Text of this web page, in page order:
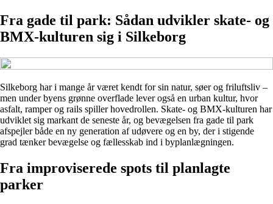
Fra gade til park: Sådan udvikler skate- og
BMX-kulturen sig i Silkeborg
Silkeborg har i mange år været kendt for sin natur, søer og friluftsliv –
men under byens grønne overflade lever også en urban kultur, hvor
asfalt, ramper og rails spiller hovedrollen. Skate- og BMX-kulturen har
udviklet sig markant de seneste år, og bevægelsen fra gade til park
afspejler både en ny generation af udøvere og en by, der i stigende
grad tænker bevægelse og fællesskab ind i byplanlægningen.
Fra improviserede spots til planlagte
parker